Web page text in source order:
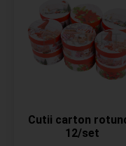
Cutii carton
12/set